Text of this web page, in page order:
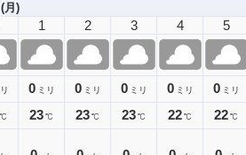
月)
℃
1
0 ミリ
23℃
2
0 ミリ
23℃
3
0 ミリ
23℃
4
0 ミリ
22℃
5
0 ミリ
22℃